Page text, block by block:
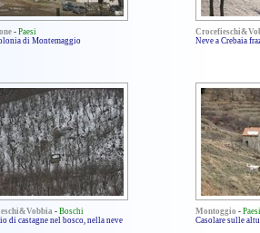
- Paesi
di Montemaggio
Neve a Crebaia
- Boschi
di castagne nel bosco, nella neve
Montoggio - Paesi
Casolare sulle